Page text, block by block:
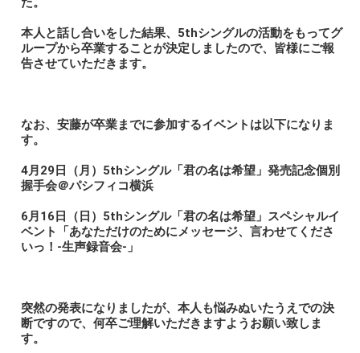
本人と話し合いをした結果、5thシングルの活動をもってグ
ループから卒業することが決定しましたので、皆様にご報
告させていただきます。
なお、安藤が卒業までに参加するイベントは以下になりま
す。
4月29日（月）5thシングル「君の名は希望」発売記念個別
握手会＠パシフィコ横浜
6月16日（日）5thシングル「君の名は希望」スペシャルイ
ベント「あなただけのためにメッセージ、言わせてくださ
いっ！-生声録音会-」
突然の発表になりましたが、本人も悩みぬいたうえでの決
断ですので、何卒ご理解いただきますようお願い致しま
す。